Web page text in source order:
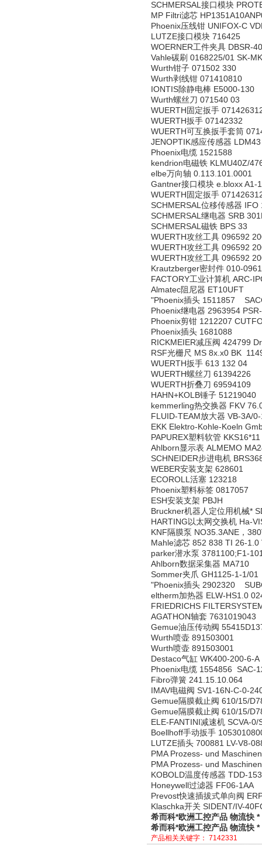
SCHMERSAL接口模块
MP Filtri滤芯
Phoenix压线钳 UNIFOX-C
LUTZE接口模块 716425
WOERNER工件夹具 DBSR-
Vahle碳刷 0168225/01 SK-
Wurth钳子 071502 330
Wurth剥线钳 071410810
IONTIS除静电棒 E5000-130
Wurth螺丝刀 071540 03
WUERTH固定扳手
WUERTH扳手 07142332
WUERTH可互换扳手套筒
JENOPTIK感应传感器
Phoenix电缆 1521588
kendrion电磁铁 KLMU40Z/
elbe万向轴 0.113.101.0001
Gantner接口模块 e.bloxx A1-1
WUERTH固定扳手
SCHMERSAL位移传感器
SCHMERSAL继电器 SRB
SCHMERSAL磁铁 BPS 33
WUERTH攻丝工具 096592
WUERTH攻丝工具 096592
WUERTH攻丝工具 096592
Krautzberger密封件 010-0961
FACTORY工业计算机 ARC-
Almatec阻尼器 ET10UFT
"Phoenix插头 1511857
Phoenix继电器 2963954
Phoenix剪钳 1212207
Phoenix插头 1681088
RICKMEIER减压阀 424799
RSF光栅尺 MS 8x.x0 BK
WUERTH扳手 613 132 04
WUERTH螺丝刀 61394226
WUERTH折叠刀 69594109
HAHN+KOLB锤子 51219040
kemmerling热交换器 FKV
FLUID-TEAM放大器 VB-3A/
EKK Elektro-Kohle-Koeln
PAPUREX塑料软管
Ahlborn显示表 ALMEMO
SCHNEIDER步进电机
WEBER安装支架 628601
ECOROLL活塞 123218
Phoenix塑料标签 0817057
ESH安装支架 PBJH
Bruckner机器人定位用机械*
HARTING以太网交换机 Ha-
KNF隔膜泵 NO35.3ANE，
Mahle滤芯 852 838 TI 26-1.0
parker潜水泵 3781100;F1-
Ahlborn数据采集器 MA710
Sommer夹爪 GH1125-1-1/01
"Phoenix插头 2902320
eltherm加热器 ELW-HS1.0
FRIEDRICHS
AGATHON轴套 7631019043
Gemue油压传动阀
Wurth喷壶 891503001
Wurth喷壶 891503001
Destaco气缸 WK400-200-6-A
Phoenix电缆 1554856 SAC-
Fibro弹簧 241.15.10.064
IMAV电磁阀 SV1-16N-C-0-
Gemue隔膜截止阀 610/15/
Gemue隔膜截止阀 610/15/
ELE-FANTINI减速机 SCVA-0/
Boellhoff手动扳手
LUTZE插头 700881 LV-V8-
PMA Prozess- und
PMA Prozess- und
KOBOLD温度传感器 TDD-
Honeywell过滤器 FF06-1AA
Prevost快速插拔式单向阀
Klaschka开关 SIDENT/IV-
希而科*欧洲工控产品 物流快
希而科*欧洲工控产品 物流快
产品相关关键字： 7142331